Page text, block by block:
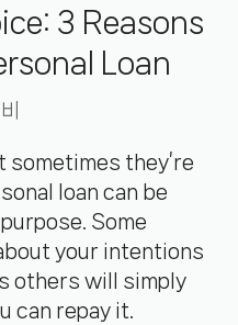
3 Reasons
Loan
sometimes they’re
loan can be
Some
your intentions
others will simply
can repay it.